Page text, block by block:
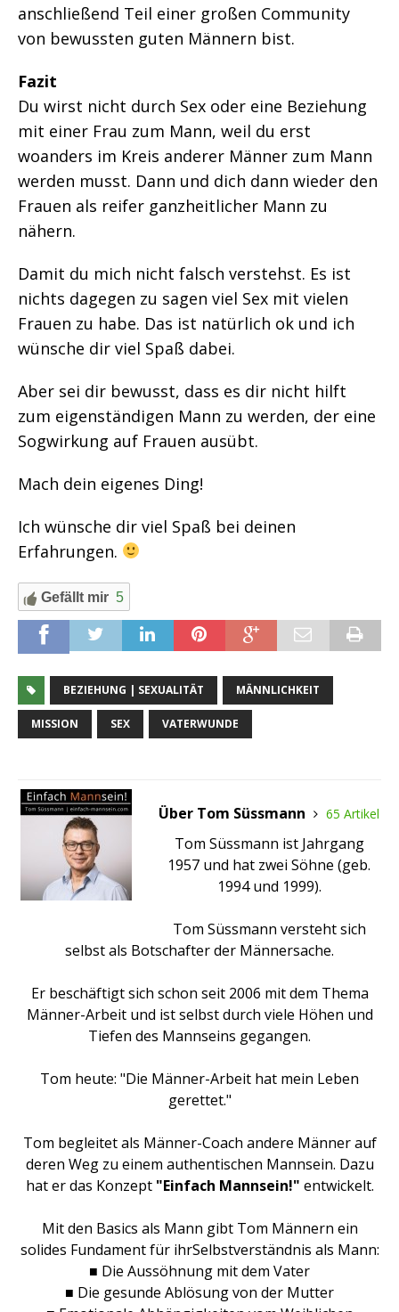
anschließend Teil einer großen Community
von bewussten guten Männern bist.
Fazit
Du wirst nicht durch Sex oder eine Beziehung
mit einer Frau zum Mann, weil du erst
woanders im Kreis anderer Männer zum Mann
werden musst. Dann und dich dann wieder den
Frauen als reifer ganzheitlicher Mann zu
nähern.
Damit du mich nicht falsch verstehst. Es ist
nichts dagegen zu sagen viel Sex mit vielen
Frauen zu habe. Das ist natürlich ok und ich
wünsche dir viel Spaß dabei.
Aber sei dir bewusst, dass es dir nicht hilft
zum eigenständigen Mann zu werden, der eine
Sogwirkung auf Frauen ausübt.
Mach dein eigenes Ding!
Ich wünsche dir viel Spaß bei deinen
Erfahrungen.
Gefällt mir 5
BEZIEHUNG | SEXUALITÄT MÄNNLICHKEIT
MISSION SEX VATERWUNDE
Über Tom Süssmann 65 Artikel
Tom Süssmann ist Jahrgang
1957 und hat zwei Söhne (geb.
1994 und 1999).
Tom Süssmann versteht sich
selbst als Botschafter der Männersache.
Er beschäftigt sich schon seit 2006 mit dem Thema
Männer-Arbeit und ist selbst durch viele Höhen und
Tiefen des Mannseins gegangen.
Tom heute: "Die Männer-Arbeit hat mein Leben
gerettet."
Tom begleitet als Männer-Coach andere Männer auf
deren Weg zu einem authentischen Mannsein. Dazu
hat er das Konzept "Einfach Mannsein!" entwickelt.
Mit den Basics als Mann gibt Tom Männern ein
solides Fundament für ihrSelbstverständnis als Mann:
■ Die Aussöhnung mit dem Vater
■ Die gesunde Ablösung von der Mutter